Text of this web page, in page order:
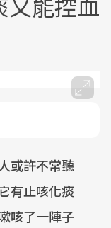
或許不常聽
有止咳化痰
咳了一陣子